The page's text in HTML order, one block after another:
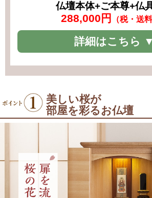
仏壇本体+ご本尊+仏
288,000円 （税・送
詳細はこちら ▼
美しい桜が
部屋を彩るお仏壇